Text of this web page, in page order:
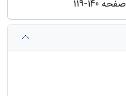
صفحه 119-140